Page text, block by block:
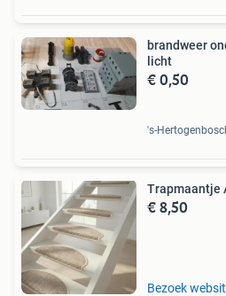
brandweer
licht
€ 0,50
's-
Trapmaantje
€ 8,50
Bezoek